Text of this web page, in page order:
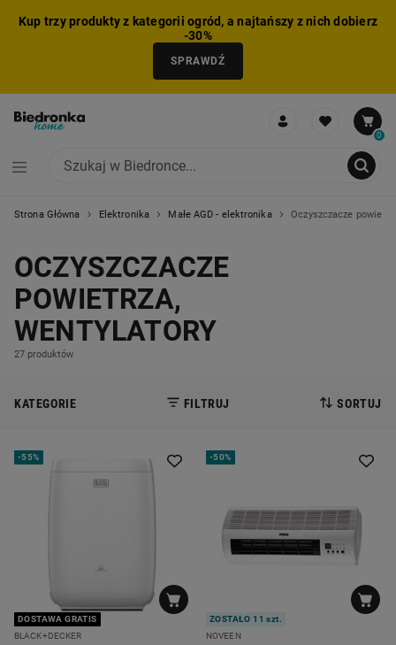
Kup trzy produkty z kategorii ogród, a najtańszy z nich dobierz
-30%
SPRAWDŹ
0
Strona Główna Elektronika Małe AGD - elektronika Oczyszczacze
OCZYSZCZACZE
POWIETRZA,
WENTYLATORY
27 produktów
KATEGORIE FILTRUJ SORTUJ
-55%
DOSTAWA GRATIS
BLACK+DECKER
-50%
ZOSTAŁO 11 szt.
NOVEEN